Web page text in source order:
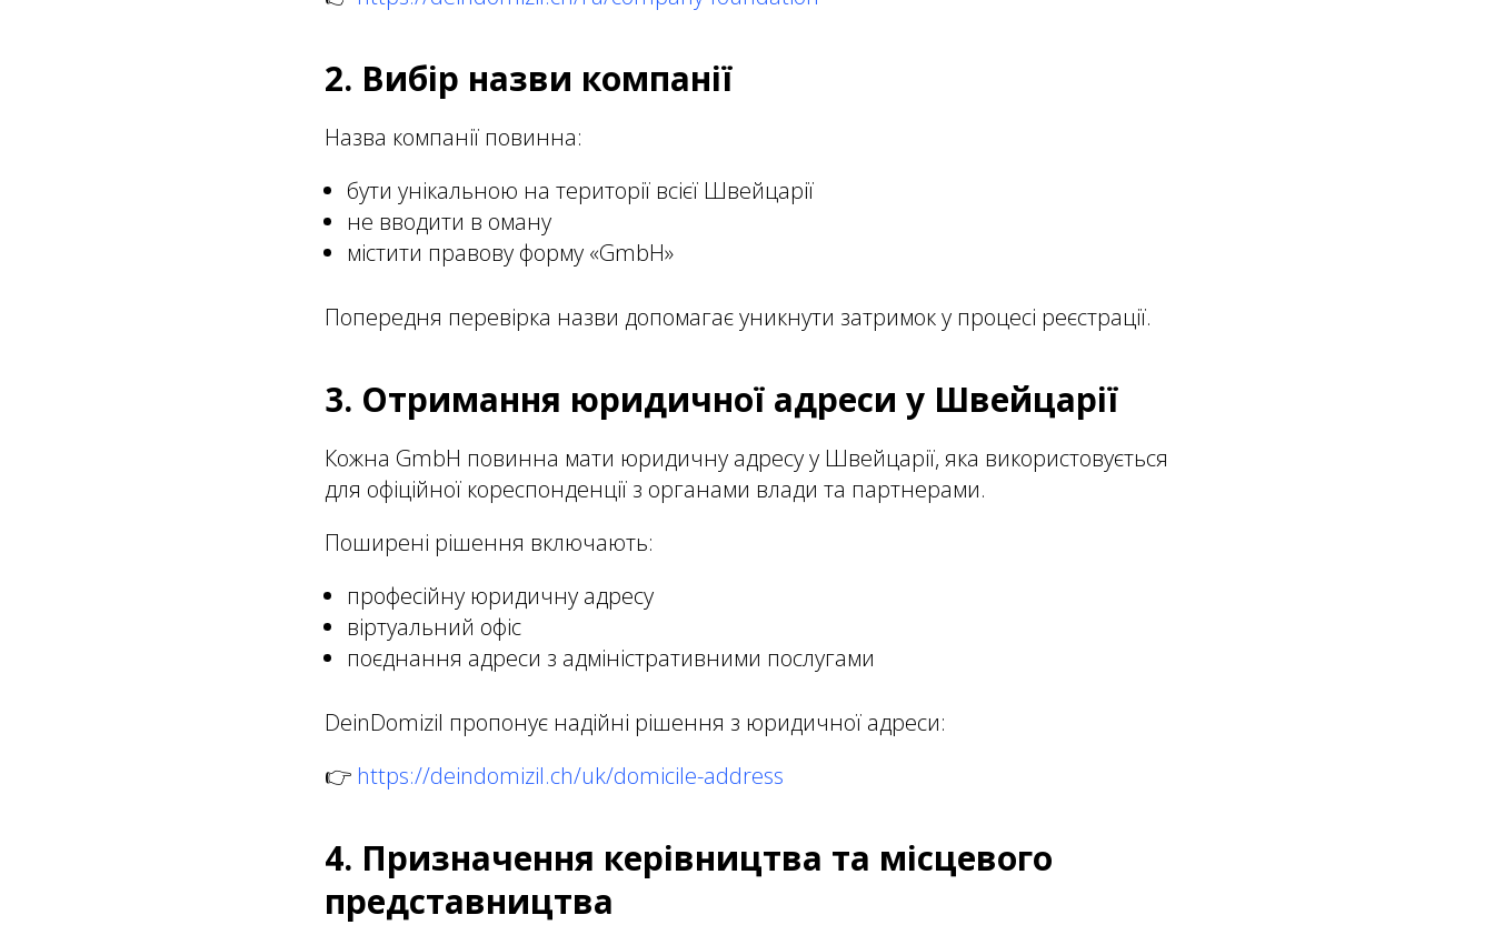
2. Вибір назви компанії
Назва компанії повинна:
бути унікальною на території всієї Швейцарії
не вводити в оману
містити правову форму «GmbH»
Попередня перевірка назви допомагає уникнути затримок у процесі реєстрації.
3. Отримання юридичної адреси у Швейцарії
Кожна GmbH повинна мати юридичну адресу у Швейцарії, яка використовується
для офіційної кореспонденції з органами влади та партнерами.
Поширені рішення включають:
професійну юридичну адресу
віртуальний офіс
поєднання адреси з адміністративними послугами
DeinDomizil пропонує надійні рішення з юридичної адреси:
👉 https://deindomizil.ch/uk/domicile-address
4. Призначення керівництва та місцевого
представництва